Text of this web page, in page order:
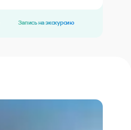
Запись на экскурсию